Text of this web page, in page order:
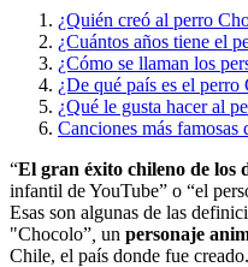
¿Quién creó al perro
¿Cuántos años tiene el
¿Cómo se llaman los
¿De qué país es el perro
¿Qué le gusta hacer al
Canciones más
“El gran éxito chileno de los
infantil de YouTube” o “el
Esas son algunas de las
"Chocolo” un personaje
Chile, el país donde fue creado.